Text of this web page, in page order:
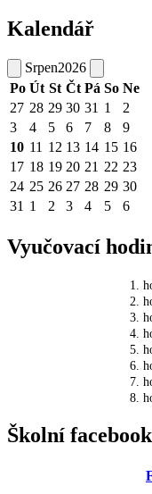
Kalendář
Srpen2026
Po Út St Čt Pá So Ne
27 28 29 30 31 1
2
3
4 5 6 7 8
9
10 11 12 13 14 15 16
17 18 19 20 21 22 23
24 25 26 27 28 29 30
31 1 2 3 4 5 6
Vyučovací
1.
2.
3.
4.
5.
6.
7.
8.
Školní facebook